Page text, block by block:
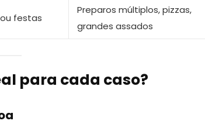
festas
Preparos múltiplos, pizzas,
grandes assados
para cada caso?